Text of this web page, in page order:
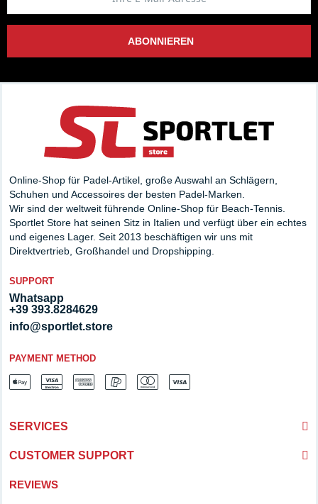
ABONNIEREN
Online-Shop für Padel-Artikel, große Auswahl an Schlägern,
Schuhen und Accessoires der besten Padel-Marken.
Wir sind der weltweit führende Online-Shop für Beach-Tennis.
Sportlet Store hat seinen Sitz in Italien und verfügt über ein echtes
und eigenes Lager. Seit 2013 beschäftigen wir uns mit
Direktvertrieb, Großhandel und Dropshipping.
SUPPORT
Whatsapp
+39 393.8284629
info@sportlet.store
PAYMENT METHOD
SERVICES
CUSTOMER SUPPORT
REVIEWS